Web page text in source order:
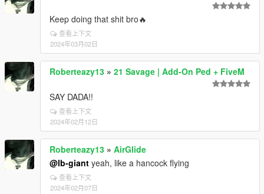
Keep doing that shit bro🔥
查看上下文
2024年03月02日
Roberteazy13 » 21 Savage | Add-On Ped + FiveM
SAY DADA!!
查看上下文
2024年02月12日
Roberteazy13 » AirGlide
@lb-giant yeah, like a hancock flying
查看上下文
2024年02月07日